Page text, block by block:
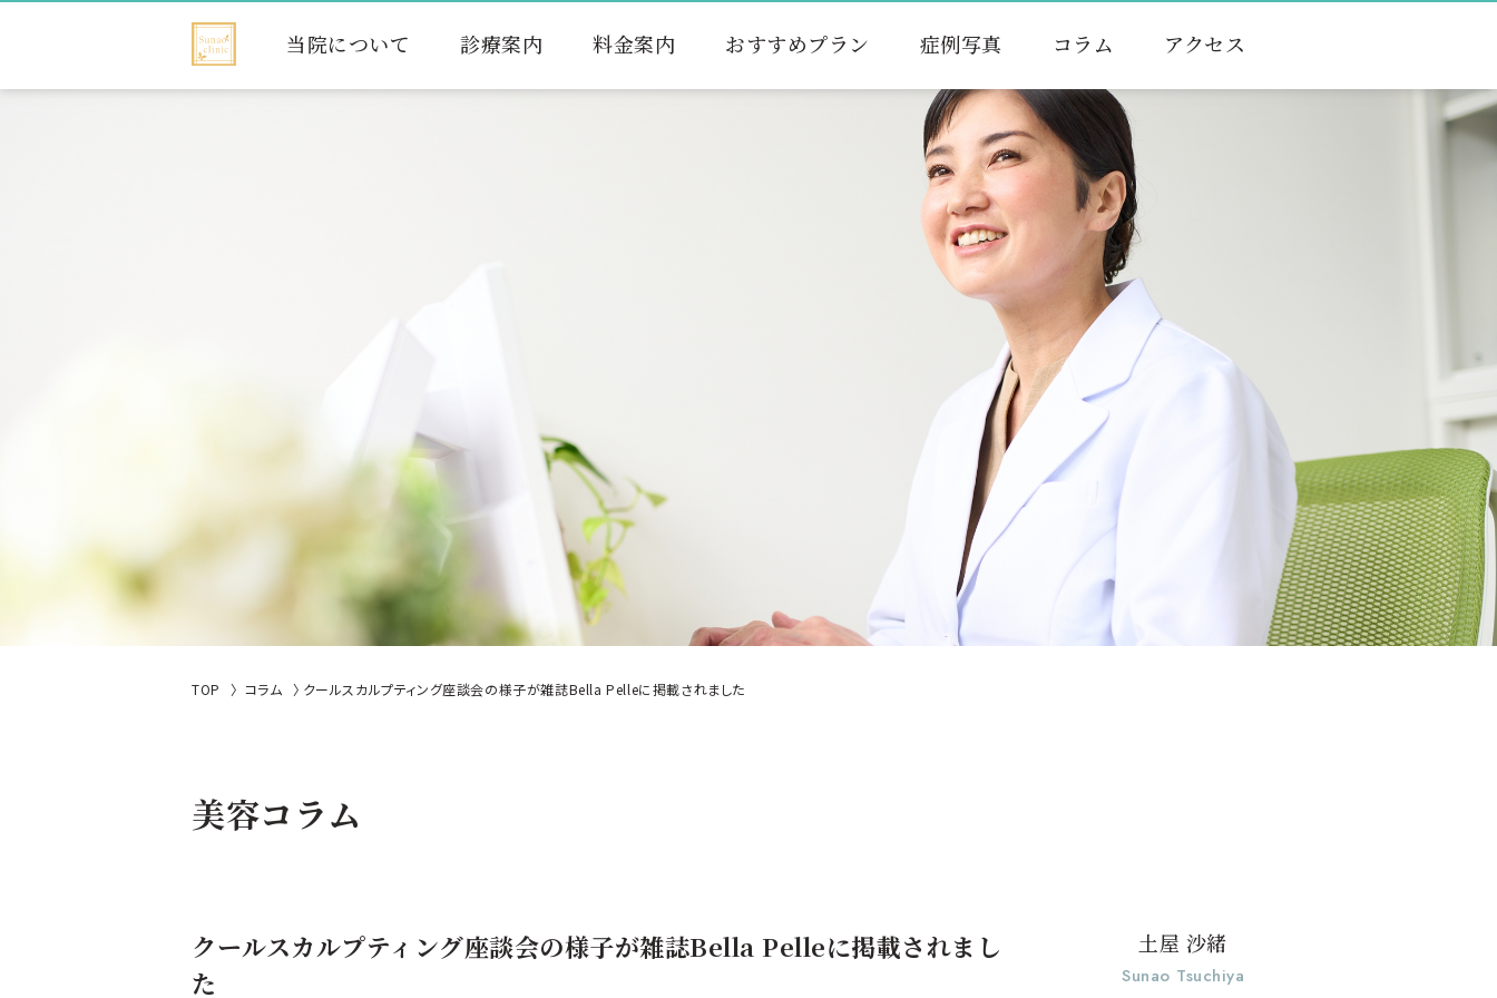
当院について 診療案内 料金案内 おすすめプラン 症例写真 コラム アクセス
TOP コラム クールスカルプティング座談会の様子が雑誌Bella Pelleに掲載されました
美容コラム
クールスカルプティング座談会の様子が雑誌Bella Pelleに掲載されまし
た
土屋 沙緒
Sunao Tsuchiya